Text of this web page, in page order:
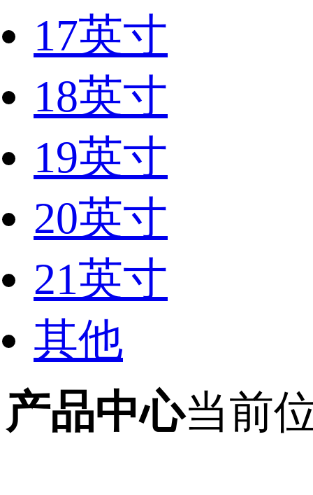
17英寸
18英寸
19英寸
20英寸
21英寸
其他
产品中心当前